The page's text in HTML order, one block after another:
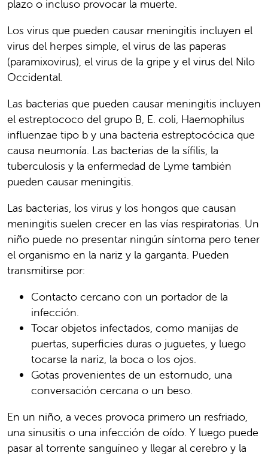
plazo o incluso provocar la muerte.
Los virus que pueden causar meningitis incluyen el
virus del herpes simple, el virus de las paperas
(paramixovirus), el virus de la gripe y el virus del Nilo
Occidental.
Las bacterias que pueden causar meningitis incluyen
el estreptococo del grupo B, E. coli, Haemophilus
influenzae tipo b y una bacteria estreptocócica que
causa neumonía. Las bacterias de la sífilis, la
tuberculosis y la enfermedad de Lyme también
pueden causar meningitis.
Las bacterias, los virus y los hongos que causan
meningitis suelen crecer en las vías respiratorias. Un
niño puede no presentar ningún síntoma pero tener
el organismo en la nariz y la garganta. Pueden
transmitirse por:
Contacto cercano con un portador de la
infección.
Tocar objetos infectados, como manijas de
puertas, superficies duras o juguetes, y luego
tocarse la nariz, la boca o los ojos.
Gotas provenientes de un estornudo, una
conversación cercana o un beso.
En un niño, a veces provoca primero un resfriado,
una sinusitis o una infección de oído. Y luego puede
pasar al torrente sanguíneo y llegar al cerebro y la